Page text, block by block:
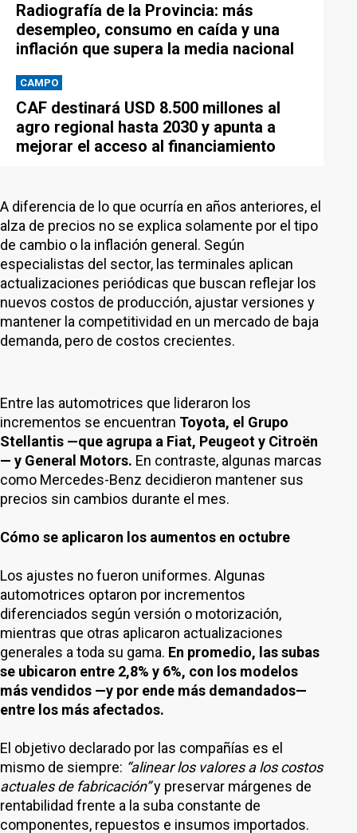
Radiografía de la Provincia: más
desempleo, consumo en caída y una
inflación que supera la media nacional
CAMPO
CAF destinará USD 8.500 millones al
agro regional hasta 2030 y apunta a
mejorar el acceso al financiamiento
A diferencia de lo que ocurría en años anteriores, el
alza de precios no se explica solamente por el tipo
de cambio o la inflación general. Según
especialistas del sector, las terminales aplican
actualizaciones periódicas que buscan reflejar los
nuevos costos de producción, ajustar versiones y
mantener la competitividad en un mercado de baja
demanda, pero de costos crecientes.
Entre las automotrices que lideraron los
incrementos se encuentran Toyota, el Grupo
Stellantis —que agrupa a Fiat, Peugeot y Citroën
— y General Motors. En contraste, algunas marcas
como Mercedes-Benz decidieron mantener sus
precios sin cambios durante el mes.
Cómo se aplicaron los aumentos en octubre
Los ajustes no fueron uniformes. Algunas
automotrices optaron por incrementos
diferenciados según versión o motorización,
mientras que otras aplicaron actualizaciones
generales a toda su gama. En promedio, las subas
se ubicaron entre 2,8% y 6%, con los modelos
más vendidos —y por ende más demandados—
entre los más afectados.
El objetivo declarado por las compañías es el
mismo de siempre: “alinear los valores a los costos
actuales de fabricación”y preservar márgenes de
rentabilidad frente a la suba constante de
componentes, repuestos e insumos importados.